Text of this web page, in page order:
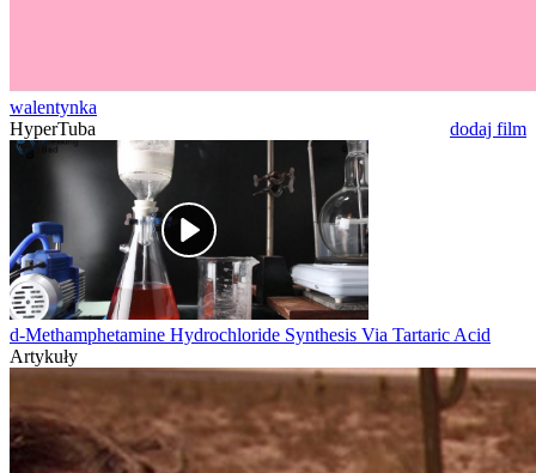
walentynka
HyperTuba
dodaj film
d-Methamphetamine Hydrochloride Synthesis Via Tartaric Acid
Artykuły